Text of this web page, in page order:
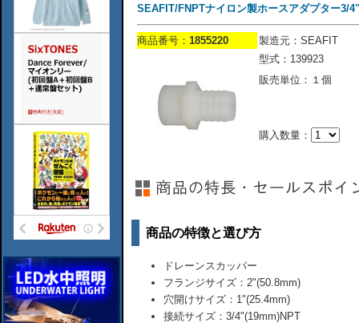
SEAFIT/FNPTナイロン製ホースアダプター3/
商品番号： 1855220
製造元：SEAFIT
型式：139923
販売単位：１個
購入数量：
商品の特徴と選び方
ドレーンスカッパー
フランジサイズ：2"(50.8mm)
穴開けサイズ：1"(25.4mm)
接続サイズ：3/4"(19mm)NPT